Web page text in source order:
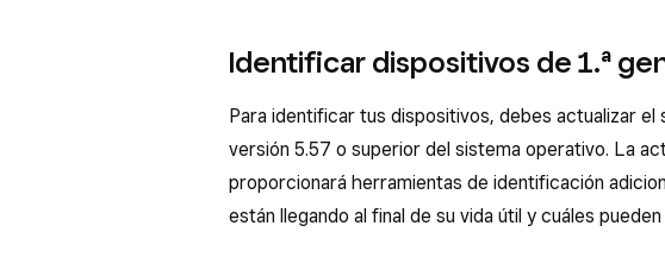
Identificar dispositivos de 1.ª
Para identificar tus dispositivos, debes actualizar el
versión 5.57 o superior del sistema operativo. La
proporcionará herramientas de identificación
están llegando al final de su vida útil y cuáles